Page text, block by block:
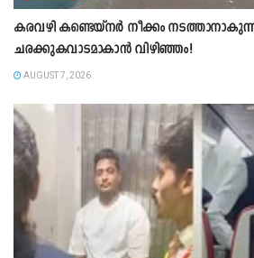
കരവഴി കണ്ടെയ്നർ നീക്കം നടത്താനാകുന്ന
ചരക്കുകവാടമാകാൻ വിഴിഞ്ഞം!
AUGUST 7, 2026